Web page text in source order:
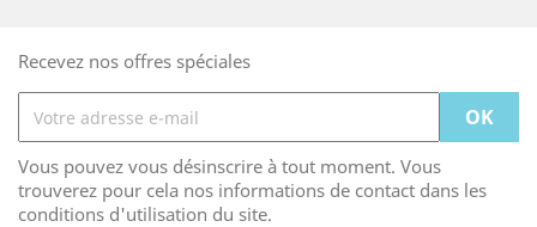
Recevez nos offres spéciales
Vous pouvez vous désinscrire à tout moment. Vous
trouverez pour cela nos informations de contact dans les
conditions d'utilisation du site.